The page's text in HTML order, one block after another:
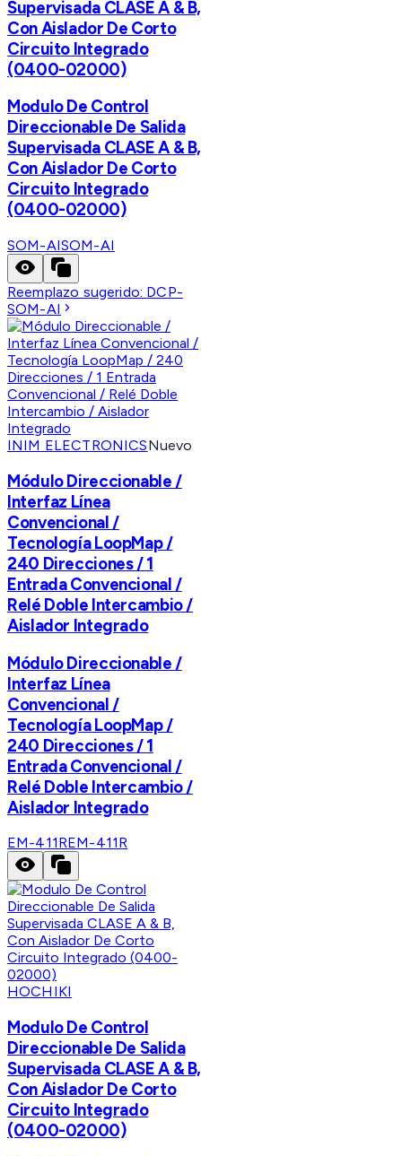
Supervisada CLASE A & B,
Con Aislador De Corto
Circuito Integrado
(0400-02000)
Modulo De Control
Direccionable De Salida
Supervisada CLASE A & B,
Con Aislador De Corto
Circuito Integrado
(0400-02000)
SOM-AISOM-AI
Reemplazo sugerido: DCP-
SOM-AI
INIM ELECTRONICSNuevo
Módulo Direccionable /
Interfaz Línea
Convencional /
Tecnología LoopMap /
240 Direcciones / 1
Entrada Convencional /
Relé Doble Intercambio /
Aislador Integrado
Módulo Direccionable /
Interfaz Línea
Convencional /
Tecnología LoopMap /
240 Direcciones / 1
Entrada Convencional /
Relé Doble Intercambio /
Aislador Integrado
EM-411REM-411R
HOCHIKI
Modulo De Control
Direccionable De Salida
Supervisada CLASE A & B,
Con Aislador De Corto
Circuito Integrado
(0400-02000)